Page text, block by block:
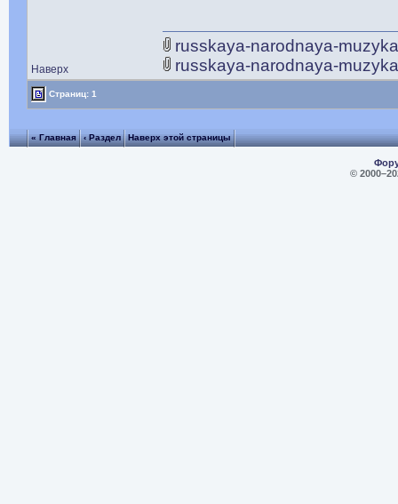
Наверх
russkaya-narodnaya-
russkaya-narodnaya-
Страниц: 1
« Главная ‹ Раздел Наверх этой страницы
© 2000–